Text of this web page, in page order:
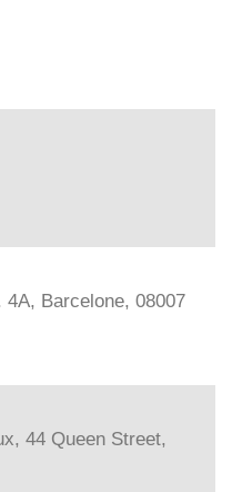
Barcelone, 08007
44 Queen Street,